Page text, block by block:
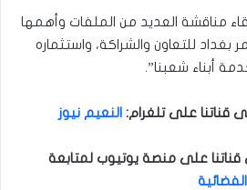
مناقشة العديد من الملفات وأهمها
للتعاون والشراكة، واستثماره
أبناء شعبنا”.
قناتنا على تلغرام: النعيم نيوز
على منصة يوتيوب لمتابعة